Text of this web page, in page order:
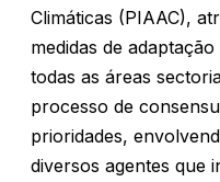
Climáticas (PIAAC),
medidas de
todas as áreas
processo de
prioridades,
diversos agentes que